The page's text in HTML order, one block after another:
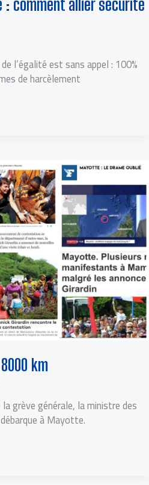
: comment allier sécurité
l’égalité est sans appel : 100%
de harcèlement
km
grève générale, la ministre des
à Mayotte.